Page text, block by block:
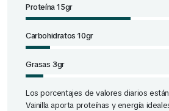
Proteína 15gr
Carbohidratos 10gr
Grasas 3gr
Los porcentajes de valores diarios
Vainilla aporta proteínas y energía